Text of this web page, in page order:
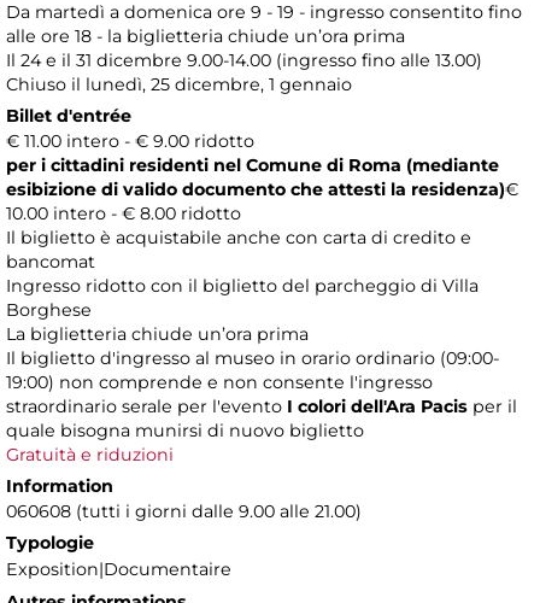
Da martedì a domenica ore 9 - 19 - ingresso consentito fino
alle ore 18 - la biglietteria chiude un’ora prima
Il 24 e il 31 dicembre 9.00-14.00 (ingresso fino alle 13.00)
Chiuso il lunedì, 25 dicembre, 1 gennaio
Billet d'entrée
€ 11.00 intero - € 9.00 ridotto
per i cittadini residenti nel Comune di Roma (mediante
esibizione di valido documento che attesti la residenza)€
10.00 intero - € 8.00 ridotto
Il biglietto è acquistabile anche con carta di credito e
bancomat
Ingresso ridotto con il biglietto del parcheggio di Villa
Borghese
La biglietteria chiude un’ora prima
Il biglietto d'ingresso al museo in orario ordinario (09:00-
19:00) non comprende e non consente l'ingresso
straordinario serale per l'evento I colori dell'Ara Pacis per il
quale bisogna munirsi di nuovo biglietto
Gratuità e riduzioni
Information
060608 (tutti i giorni dalle 9.00 alle 21.00)
Typologie
Exposition|Documentaire